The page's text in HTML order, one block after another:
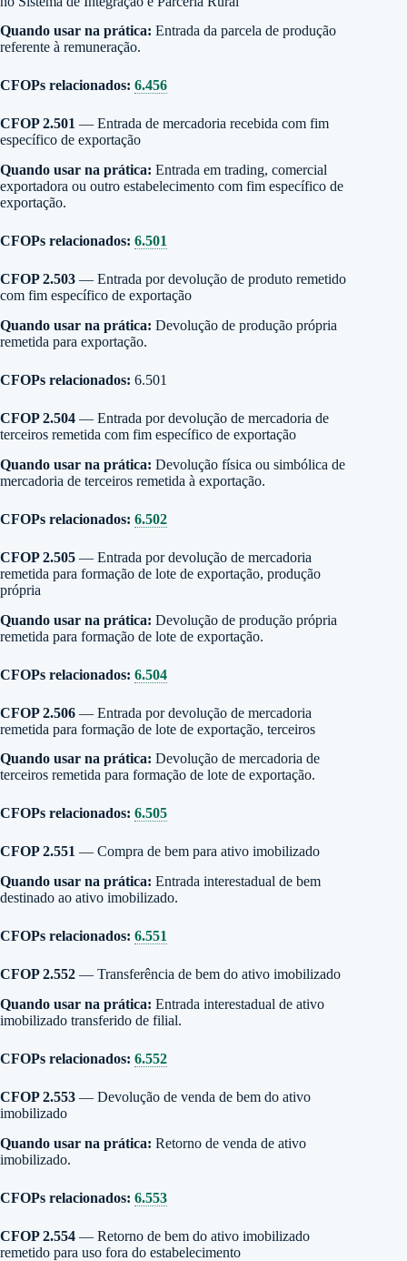
Quando usar na prática: Entrada da parcela de produção
referente à remuneração.
CFOPs relacionados: 6.456
CFOP 2.501 — Entrada de mercadoria recebida com fim
específico de exportação
Quando usar na prática: Entrada em trading, comercial
exportadora ou outro estabelecimento com fim específico de
exportação.
CFOPs relacionados: 6.501
CFOP 2.503 — Entrada por devolução de produto remetido
com fim específico de exportação
Quando usar na prática: Devolução de produção própria
remetida para exportação.
CFOPs relacionados: 6.501
CFOP 2.504 — Entrada por devolução de mercadoria de
terceiros remetida com fim específico de exportação
Quando usar na prática: Devolução física ou simbólica de
mercadoria de terceiros remetida à exportação.
CFOPs relacionados: 6.502
CFOP 2.505 — Entrada por devolução de mercadoria
remetida para formação de lote de exportação, produção
própria
Quando usar na prática: Devolução de produção própria
remetida para formação de lote de exportação.
CFOPs relacionados: 6.504
CFOP 2.506 — Entrada por devolução de mercadoria
remetida para formação de lote de exportação, terceiros
Quando usar na prática: Devolução de mercadoria de
terceiros remetida para formação de lote de exportação.
CFOPs relacionados: 6.505
CFOP 2.551 — Compra de bem para ativo imobilizado
Quando usar na prática: Entrada interestadual de bem
destinado ao ativo imobilizado.
CFOPs relacionados: 6.551
CFOP 2.552 — Transferência de bem do ativo imobilizado
Quando usar na prática: Entrada interestadual de ativo
imobilizado transferido de filial.
CFOPs relacionados: 6.552
CFOP 2.553 — Devolução de venda de bem do ativo
imobilizado
Quando usar na prática: Retorno de venda de ativo
imobilizado.
CFOPs relacionados: 6.553
CFOP 2.554 — Retorno de bem do ativo imobilizado
remetido para uso fora do estabelecimento